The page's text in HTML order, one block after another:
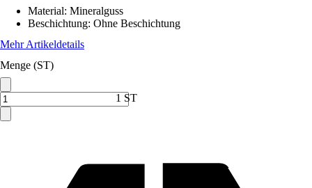
Material: Mineralguss
Beschichtung: Ohne Beschichtung
Mehr Artikeldetails
Menge (ST)
1 ST